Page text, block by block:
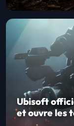
Ubisoft
et ouvre les